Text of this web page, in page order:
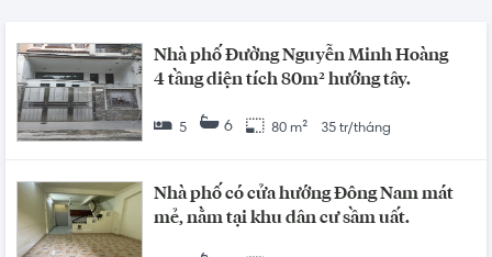
Nhà phố Đường Nguyễn Minh Hoàng
4 tầng diện tích 80m² hướng tây.
5 6 80 m² 35 tr/tháng
Nhà phố có cửa hướng Đông Nam mát
mẻ, nằm tại khu dân cư sầm uất.